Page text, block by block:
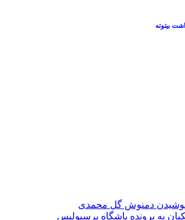
بیتوته
نوشیدن دمنوش گل محمدی
به پرونده باشگاه پرسپولیس